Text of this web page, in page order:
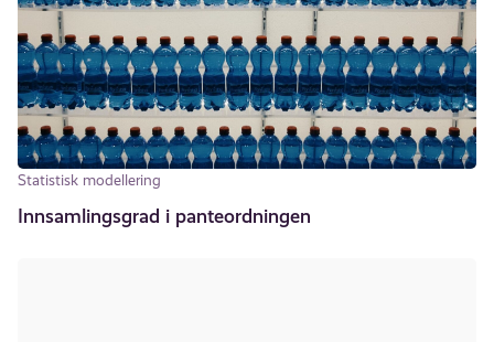
Statistisk modellering
Innsamlingsgrad i panteordningen